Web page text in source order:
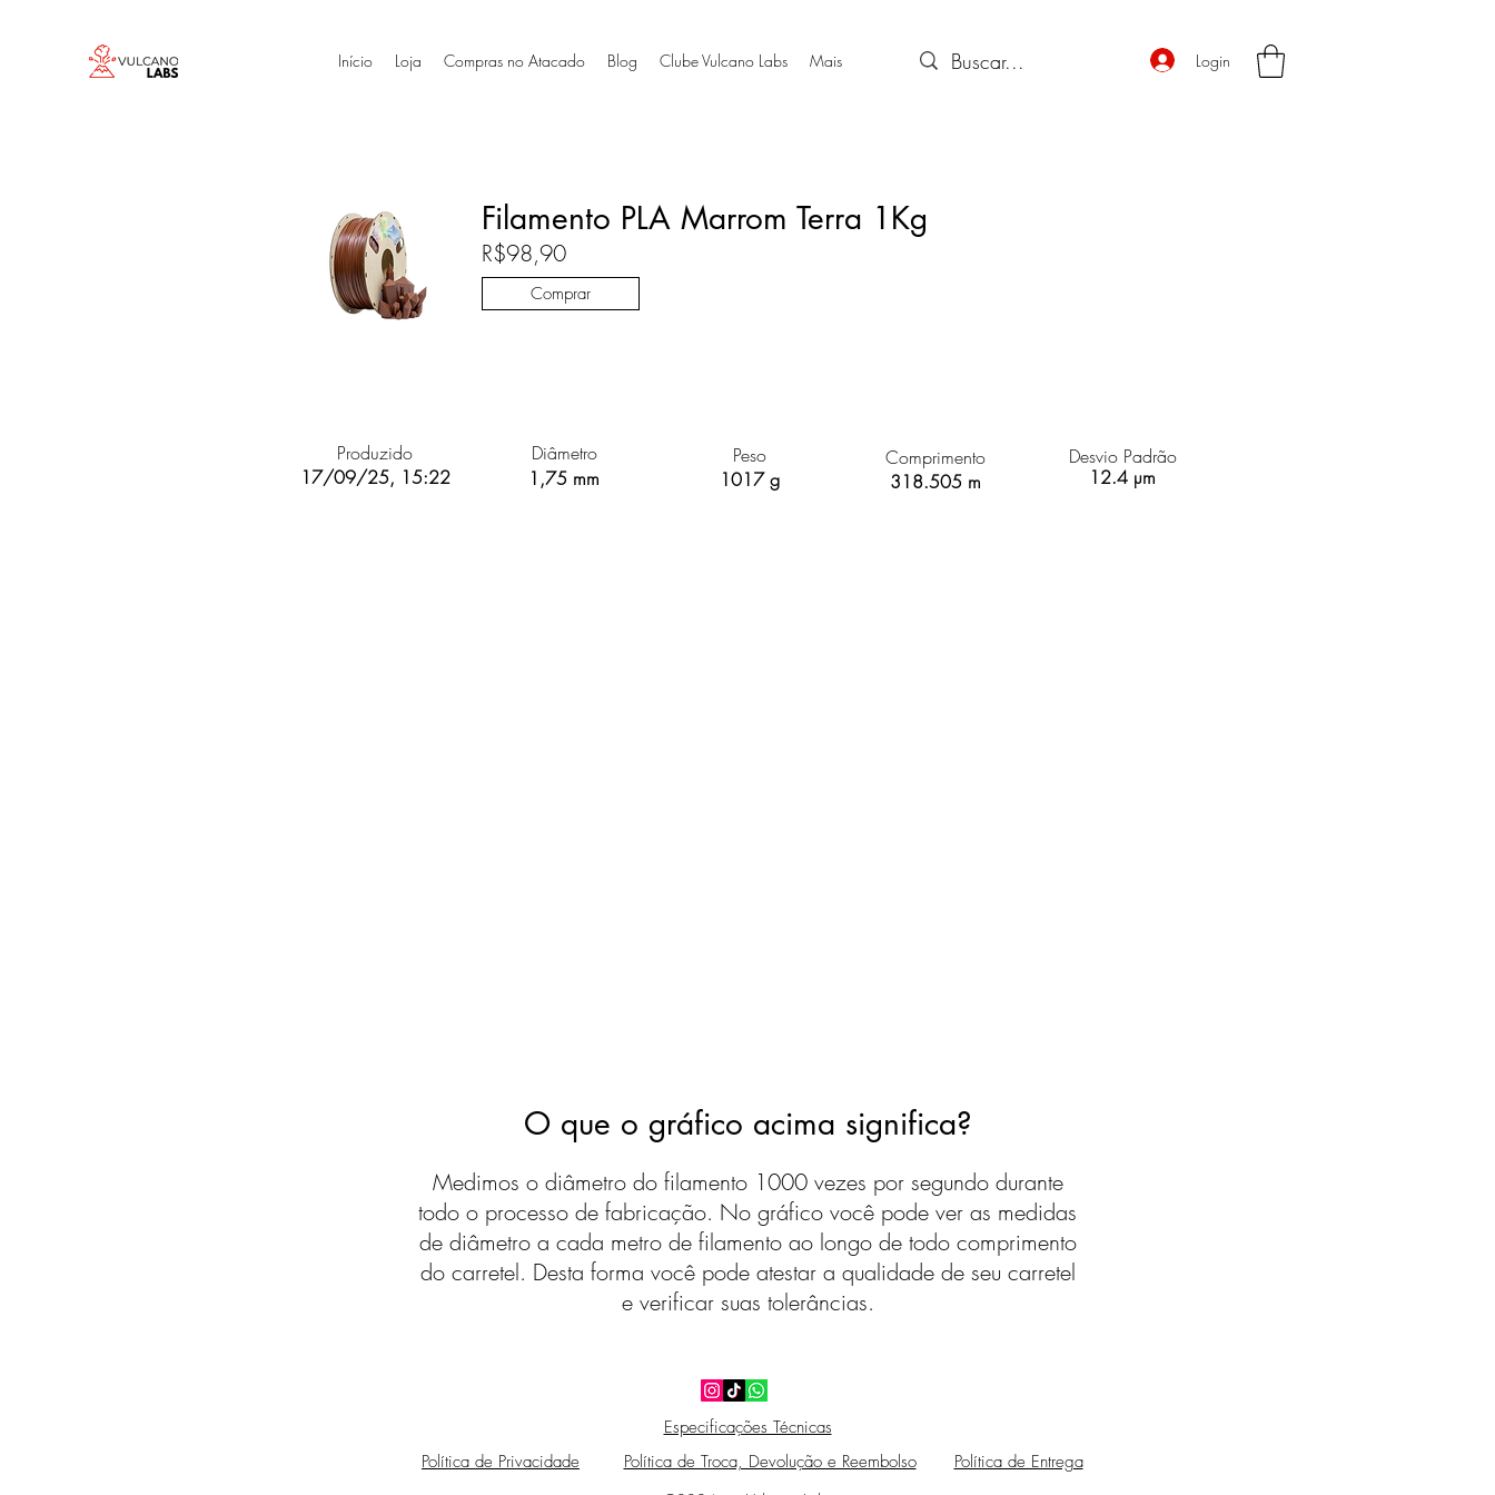
Início Loja Compras no Atacado Blog Clube Vulcano Labs Mais Login
Filamento PLA Marrom Terra 1Kg
R$98,90
Comprar
Produzido
17/09/25, 15:22
Diâmetro
1,75 mm
Peso
1017 g
Comprimento
318.505 m
Desvio Padrão
12.4 µm
O que o gráfico acima significa?
Medimos o diâmetro do filamento 1000 vezes por segundo durante
todo o processo de fabricação. No gráfico você pode ver as medidas
de diâmetro a cada metro de filamento ao longo de todo comprimento
do carretel. Desta forma você pode atestar a qualidade de seu carretel
e verificar suas tolerâncias.
Especificações Técnicas
Política de Privacidade
Política de Troca, Devolução e Reembolso Política de Entrega